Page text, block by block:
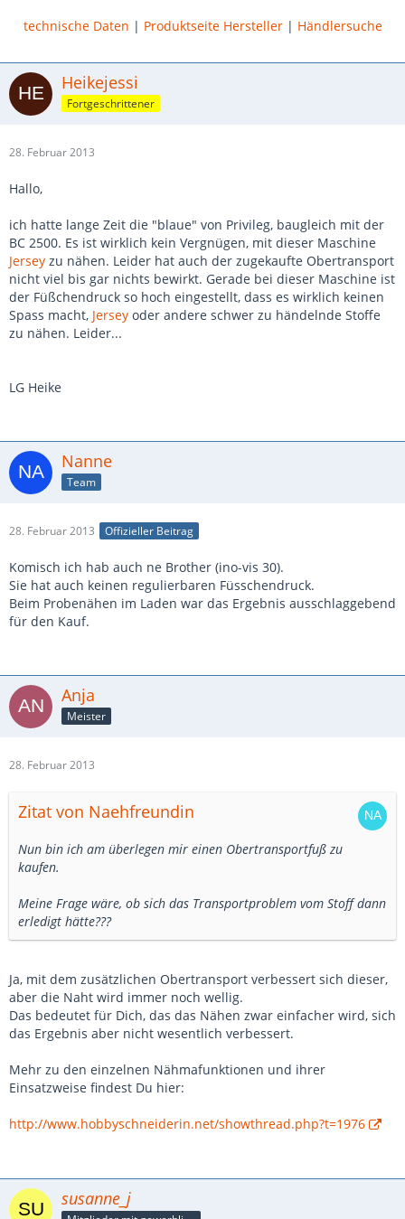
technische Daten | Produktseite Hersteller| Händlersuche
Heikejessi
Fortgeschrittener
28. Februar 2013
Hallo,
ich hatte lange Zeit die "blaue" von Privileg, baugleich mit der
BC 2500. Es ist wirklich kein Vergnügen, mit dieser Maschine
Jersey zu nähen. Leider hat auch der zugekaufte Obertransport
nicht viel bis gar nichts bewirkt. Gerade bei dieser Maschine ist
der Füßchendruck so hoch eingestellt, dass es wirklich keinen
Spass macht, Jersey oder andere schwer zu händelnde Stoffe
zu nähen. Leider...
LG Heike
Nanne
Team
28. Februar 2013 Offizieller Beitrag
Komisch ich hab auch ne Brother (ino-vis 30).
Sie hat auch keinen regulierbaren Füsschendruck.
Beim Probenähen im Laden war das Ergebnis ausschlaggebend
für den Kauf.
Anja
Meister
28. Februar 2013
Zitat von Naehfreundin
Nun bin ich am überlegen mir einen Obertransportfuß zu
kaufen.
Meine Frage wäre, ob sich das Transportproblem vom Stoff dann
erledigt hätte???
Ja, mit dem zusätzlichen Obertransport verbessert sich dieser,
aber die Naht wird immer noch wellig.
Das bedeutet für Dich, das das Nähen zwar einfacher wird, sich
das Ergebnis aber nicht wesentlich verbessert.
Mehr zu den einzelnen Nähmafunktionen und ihrer
Einsatzweise findest Du hier:
http://www.hobbyschneiderin.net/showthread.php?t=1976
susanne_j